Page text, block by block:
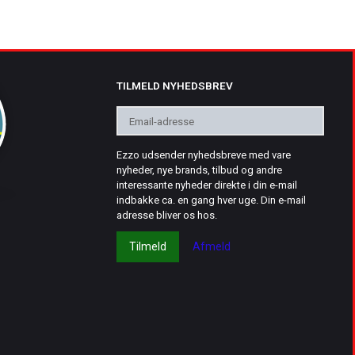
TILMELD NYHEDSBREV
adresse
Ezzo udsender nyhedsbreve med vare
nyheder, nye brands, tilbud og andre
interessante nyheder direkte i din e-mail
indbakke ca. en gang hver uge. Din e-mail
adresse bliver os hos.
Tilmeld Afmeld